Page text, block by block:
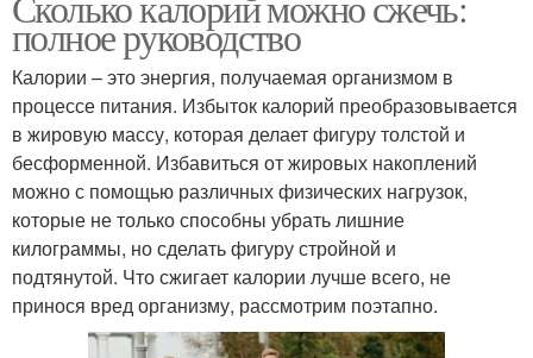
полное руководство
Калории – это энергия, получаемая организмом в
процессе питания. Избыток калорий преобразовывается
в жировую массу, которая делает фигуру толстой и
бесформенной. Избавиться от жировых накоплений
можно с помощью различных физических нагрузок,
которые не только способны убрать лишние
килограммы, но сделать фигуру стройной и
подтянутой. Что сжигает калории лучше всего, не
принося вред организму, рассмотрим поэтапно.